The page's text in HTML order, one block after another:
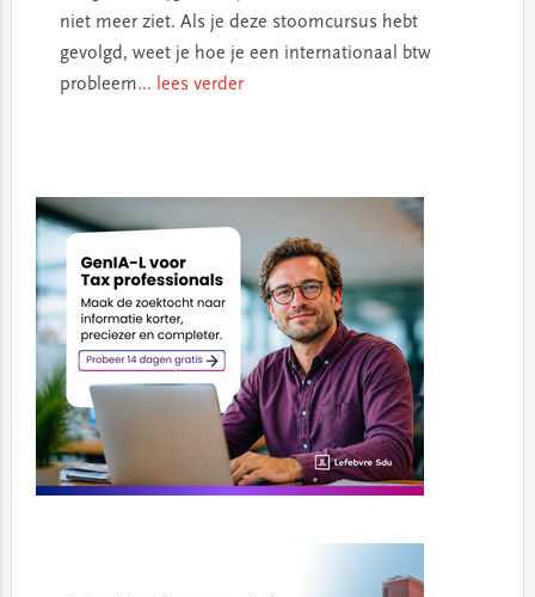
niet meer ziet. Als je deze stoomcursus hebt
gevolgd, weet je hoe je een internationaal btw
probleem... lees verder
Sidebar